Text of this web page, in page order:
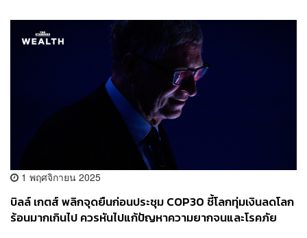
1 พฤศจิกายน 2025
บิลล์ เกตส์ พลิกจุดยืนก่อนประชุม COP30 ชี้โลกทุ่มเงินลดโลก
ร้อนมากเกินไป ควรหันไปแก้ปัญหาความยากจนและโรคภัย